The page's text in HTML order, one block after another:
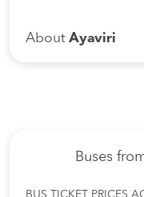
About Ayaviri
Buses
BUS TICKET PRICES